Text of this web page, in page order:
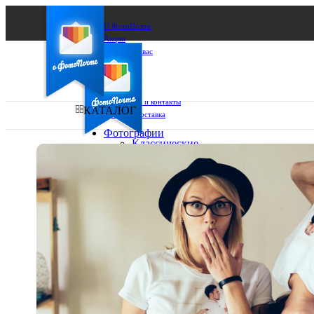
О ФотоПочте
Акции
Сделаем за вас
Бизнесу
FAQ
Франшиза
Поддержка и контакты
Оплата и доставка
Ваш регион доставки
Выберите из списка:
КАТАЛОГ
Фотографии
Классические
10х10
10х15
13х18
15х15
15х20
20х20
20х30
30х30
30х40
А4
в